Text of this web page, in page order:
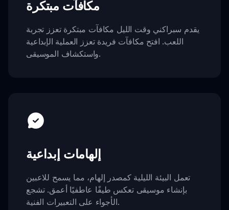
مكافآت مبتكرة
يقدم سبراكني وقت الليل مكافآت مبتكرة تعزز تجربة
اللعب. افتح مكافآت فريدة تعزز العملية الإبداعية
واستكشاف الموسيقى.
إلهامات إبداعية
تعمل البيئة الليلية كمصدر إلهام، مما يسمح للاعبين
بإنشاء موسيقى تعكس طيفًا عاطفيًا أعمق. تشجع
الأجواء على التعبيرات الفنية.